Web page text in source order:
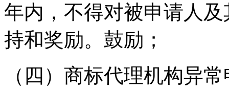
年内，不得对被申请人
持和奖励。鼓励；
（四）商标代理机构异